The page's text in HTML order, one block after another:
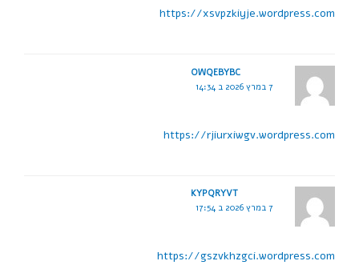
https://xsvpzkiyje.wordpress.com
OWQEBYBC
7 במרץ 2026 ב 14:34
https://rjiurxiwgv.wordpress.com
KYPQRYVT
7 במרץ 2026 ב 17:54
https://gszvkhzgci.wordpress.com